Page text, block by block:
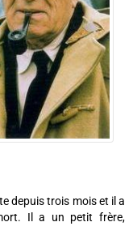
depuis trois mois et il a
Il a un petit frère,